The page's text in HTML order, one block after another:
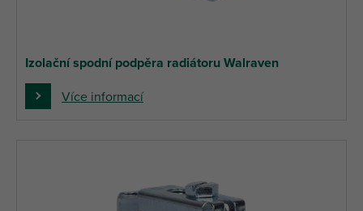
Izolační spodní podpěra radiátoru Walraven
Více informací